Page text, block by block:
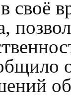
своё